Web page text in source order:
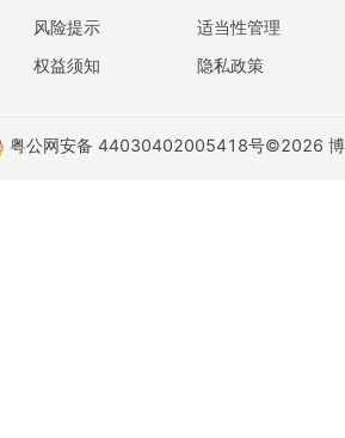
风险提示
权益须知
适当性管理
隐私政策
粤公网安备 44030402005418号©2026 博